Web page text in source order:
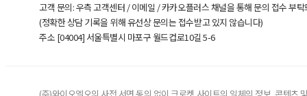
고객 문의: 우측 고객센터 / 이메일 / 카카오플러스 채널을 통해 문의 접수 부
(정확한 상담 기록을 위해 유선상 문의는 접수받고 있지 않습니다)
주소 [04004] 서울특별시 마포구 월드컵로10길5-6